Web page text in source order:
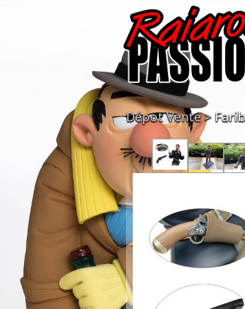
Dépot Vente